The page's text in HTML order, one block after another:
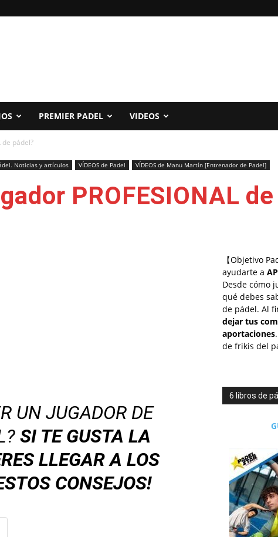
PREMIER PADEL VIDEOS
de pádel?
Noticias y artículos VÍDEOS de Padel VÍDEOS de Manu Martín [Entrenador de Padel]
PROFESIONAL
UN JUGADOR DE
SI TE GUSTA LA
LLEGAR A LOS
CONSEJOS!
【Objetivo
ayudarte a
Desde cómo
qué debes
de pádel. Al
dejar tus
aportaciones
de frikis del
6 libros de